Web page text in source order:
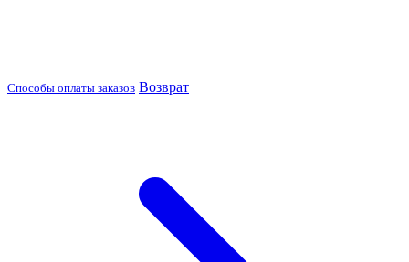
Способы оплаты заказов Возврат